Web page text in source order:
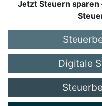
Jetzt Steuern sparen
Digitale